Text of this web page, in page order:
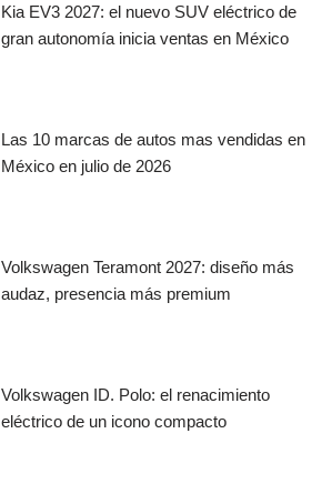
Kia EV3 2027: el nuevo SUV eléctrico de
gran autonomía inicia ventas en México
Las 10 marcas de autos mas vendidas en
México en julio de 2026
Volkswagen Teramont 2027: diseño más
audaz, presencia más premium
Volkswagen ID. Polo: el renacimiento
eléctrico de un icono compacto